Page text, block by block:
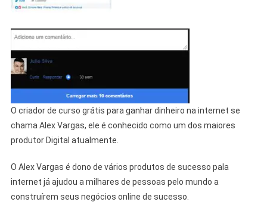
O criador de curso grátis para ganhar dinheiro na internet se
chama Alex Vargas, ele é conhecido como um dos maiores
produtor Digital atualmente.
O Alex Vargas é dono de vários produtos de sucesso pala
internet já ajudou a milhares de pessoas pelo mundo a
construírem seus negócios online de sucesso.